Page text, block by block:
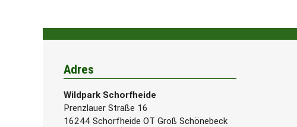
Adres
Wildpark Schorfheide
Prenzlauer Straße 16
16244 Schorfheide OT Groß Schönebeck